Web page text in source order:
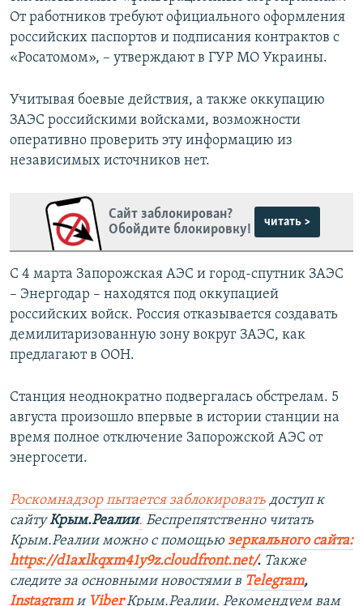
От работников требуют официального оформления
российских паспортов и подписания контрактов с
«Росатомом», – утверждают в ГУР МО Украины.
Учитывая боевые действия, а также оккупацию
ЗАЭС российскими войсками, возможности
оперативно проверить эту информацию из
независимых источников нет.
Сайт заблокирован?
Обойдите блокировку!
читать >
С 4 марта Запорожская АЭС и город-спутник ЗАЭС
– Энергодар – находятся под оккупацией
российских войск. Россия отказывается создавать
демилитаризованную зону вокруг ЗАЭС, как
предлагают в ООН.
Станция неоднократно подвергалась обстрелам. 5
августа произошло впервые в истории станции на
время полное отключение Запорожской АЭС от
энергосети.
Роскомнадзор пытается заблокировать доступ к
сайтуКрым.Реалии. Беспрепятственно читать
Крым.Реалии можно с помощью зеркального сайта:
https://d1axlkqxm41y9z.cloudfront.net/. ​ Также
следите за основными новостями в Telegram,
Instagram и ViberКрым.Реалии. Рекомендуем вам